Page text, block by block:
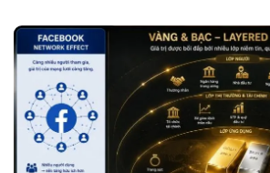
trì trên ngưỡng 4.000 USD/ounce.